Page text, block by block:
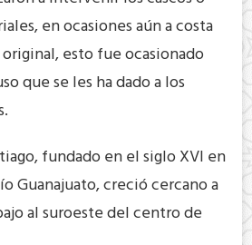
en ocasiones aún a costa
esto fue ocasionado
que se les ha dado a los
fundado en el siglo XVI en
Guanajuato, creció cercano a
al suroeste del centro de